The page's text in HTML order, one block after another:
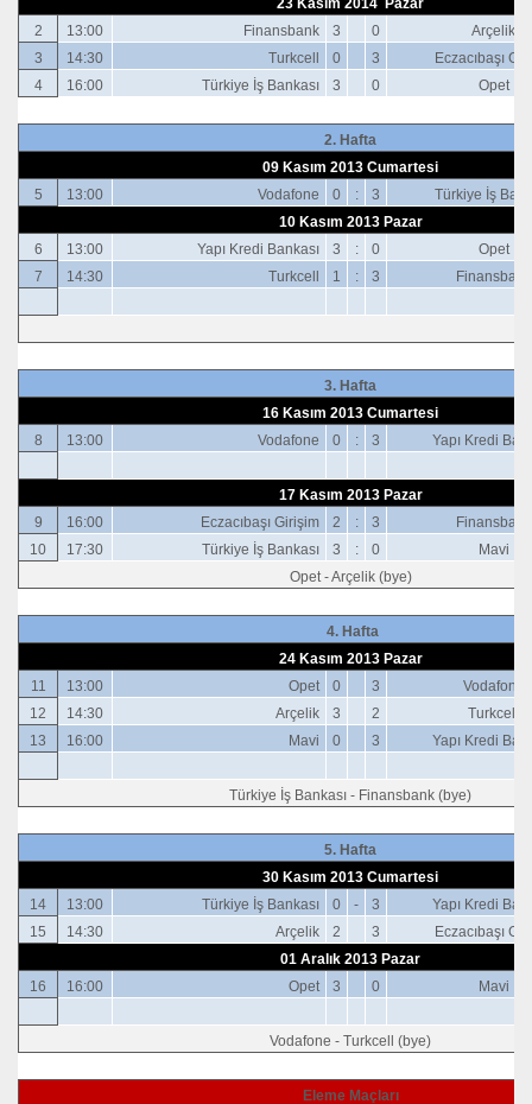
23 Kasım 2014 Pazar
2
13:00 Finansbank 3 0
Arçelik
3
14:30 Turkcell 0 3
Eczacıbaşı
4
16:00 Türkiye İş Bankası 3 0 Opet
2. Hafta
09 Kasım 2013 Cumartesi
5
13:00 Vodafone 0 : 3
Türkiye İş
10 Kasım 2013 Pazar
6
13:00 Yapı Kredi Bankası 3 : 0
Opet
7
14:30 Turkcell 1 : 3 Finansbank
3. Hafta
16 Kasım 2013 Cumartesi
8
13:00 Vodafone 0 : 3 Yapı Kredi
17 Kasım 2013 Pazar
9
16:00 Eczacıbaşı Girişim 2 : 3
Finansbank
10
17:30 Türkiye İş Bankası 3 : 0
Mavi
Opet - Arçelik (bye)
4. Hafta
24 Kasım 2013 Pazar
11
13:00 Opet 0 3
Vodafone
12
14:30 Arçelik 3 2
Turkcell
13
16:00 Mavi 0 3 Yapı Kredi
Türkiye İş Bankası - Finansbank (bye)
5. Hafta
30 Kasım 2013 Cumartesi
14
13:00 Türkiye İş Bankası 0 - 3
Yapı Kredi
15
14:30 Arçelik 2 3
Eczacıbaşı
01 Aralık 2013 Pazar
16
16:00 Opet 3 0 Mavi
Vodafone - Turkcell (bye)
Eleme Maçları